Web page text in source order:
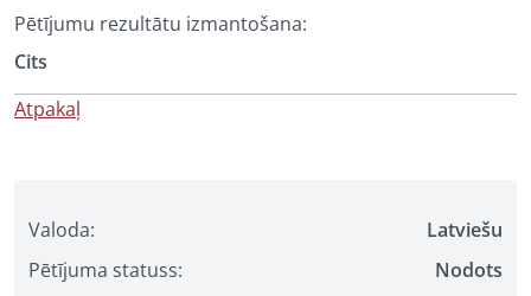
Valoda:
Latviešu
Pētījuma statuss:
Nodots
Pētījumu rezultātu izmantošana:
Cits
Atpakaļ